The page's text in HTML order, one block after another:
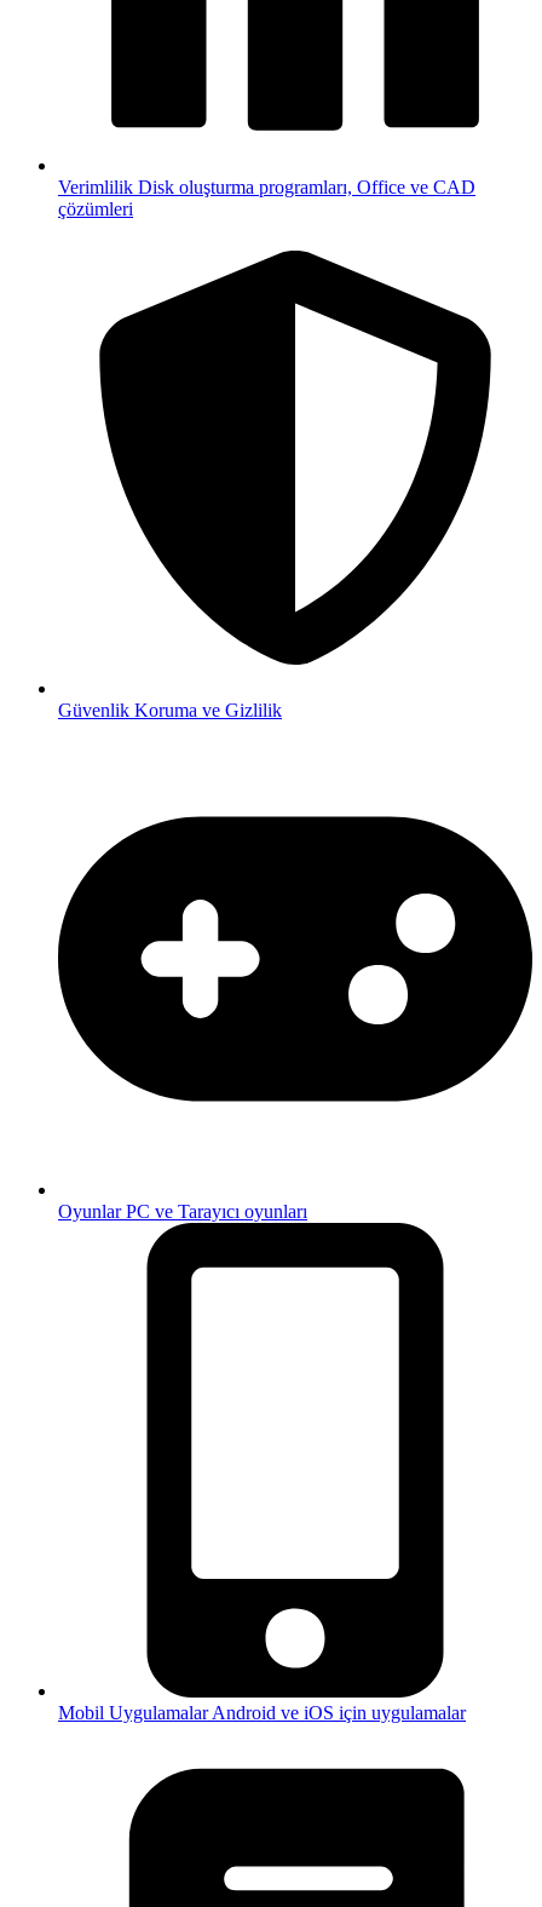
Verimlilik Disk oluşturma programları, Office ve CAD
çözümleri
Güvenlik Koruma ve Gizlilik
OyunlarPC ve Tarayıcı oyunları
Mobil UygulamalarAndroid ve iOS için uygulamalar